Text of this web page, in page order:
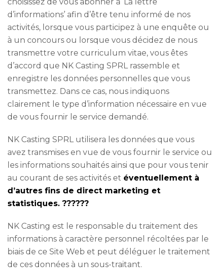
d’informations’ afin d’être tenu informé de nos
activités, lorsque vous participez à une enquête ou
à un concours ou lorsque vous décidez de nous
transmettre votre curriculum vitae, vous êtes
d’accord que NK Casting SPRL rassemble et
enregistre les données personnelles que vous
transmettez. Dans ce cas, nous indiquons
clairement le type d’information nécessaire en vue
de vous fournir le service demandé.
NK Casting SPRL utilisera les données que vous
avez transmises en vue de vous fournir le service ou
les informations souhaités ainsi que pour vous tenir
au courant de ses activités et éventuellement à
d’autres fins de direct marketing et
statistiques. ??????
NK Casting est le responsable du traitement des
informations à caractère personnel récoltées par le
biais de ce Site Web et peut déléguer le traitement
de ces données à un sous-traitant.